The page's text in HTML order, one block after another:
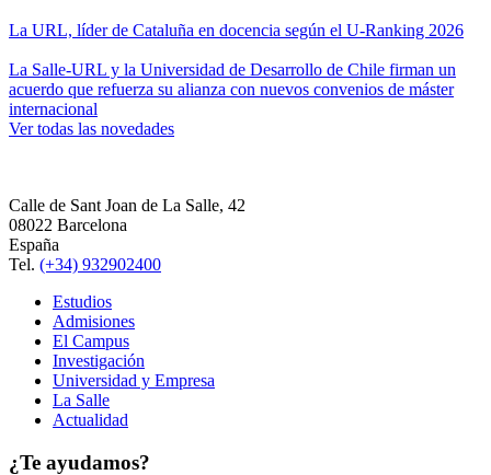
La URL, líder de Cataluña en docencia según el U-Ranking 2026
La Salle-URL y la Universidad de Desarrollo de Chile firman un
acuerdo que refuerza su alianza con nuevos convenios de máster
internacional
Ver todas las novedades
Calle de Sant Joan de La Salle, 42
08022 Barcelona
España
Tel. (+34) 932902400
Estudios
Admisiones
El Campus
Investigación
Universidad y Empresa
La Salle
Actualidad
¿Te ayudamos?